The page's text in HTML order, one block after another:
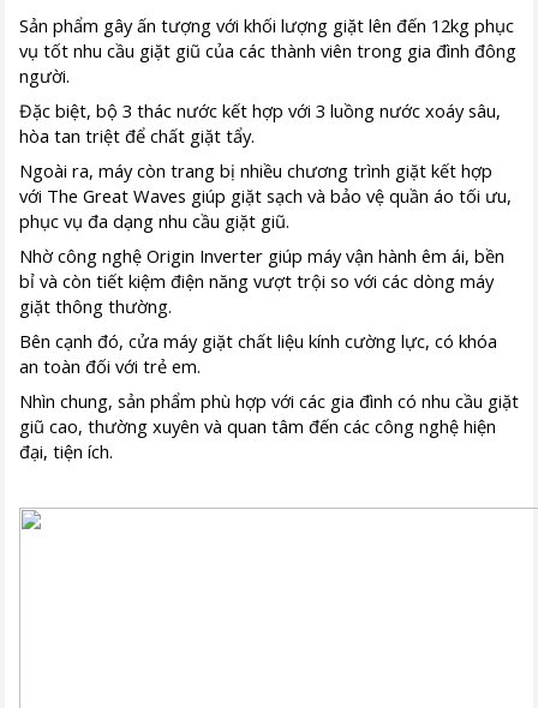
Sản phẩm gây ấn tượng với khối lượng giặt lên đến 12kg phục
vụ tốt nhu cầu giặt giũ của các thành viên trong gia đình đông
người.
Đặc biệt, bộ 3 thác nước kết hợp với 3 luồng nước xoáy sâu,
hòa tan triệt để chất giặt tẩy.
Ngoài ra, máy còn trang bị nhiều chương trình giặt kết hợp
với The Great Waves giúp giặt sạch và bảo vệ quần áo tối ưu,
phục vụ đa dạng nhu cầu giặt giũ.
Nhờ công nghệ Origin Inverter giúp máy vận hành êm ái, bền
bỉ và còn tiết kiệm điện năng vượt trội so với các dòng máy
giặt thông thường.
Bên cạnh đó, cửa máy giặt chất liệu kính cường lực, có khóa
an toàn đối với trẻ em.
Nhìn chung, sản phẩm phù hợp với các gia đình có nhu cầu giặt
giũ cao, thường xuyên và quan tâm đến các công nghệ hiện
đại, tiện ích.